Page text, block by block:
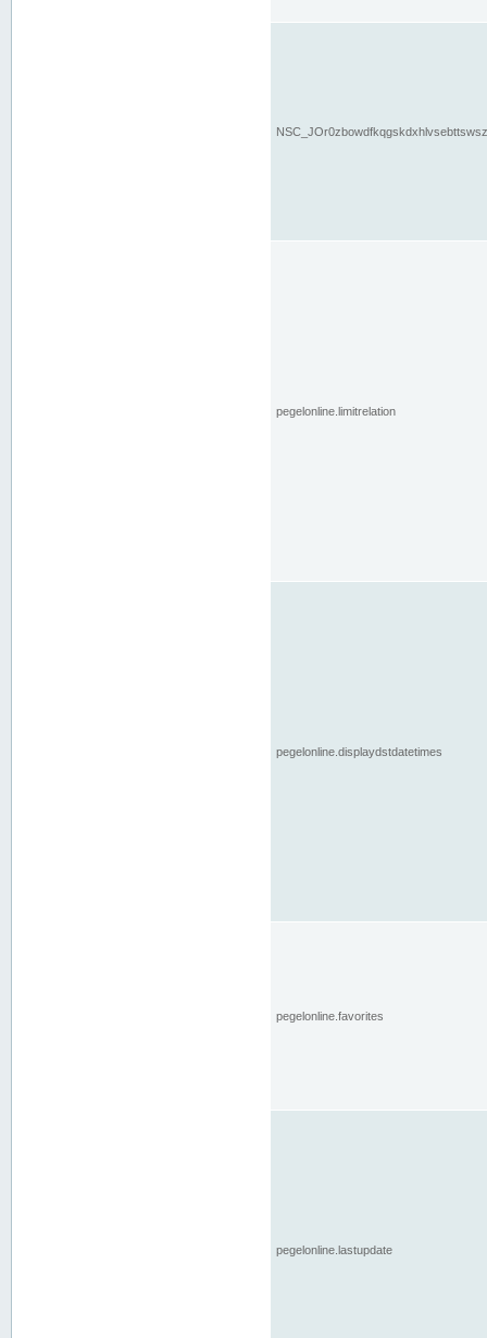
pegelonline.limitrelation
pegelonline.displaydstdatetimes
pegelonline.favorites
pegelonline.lastupdate